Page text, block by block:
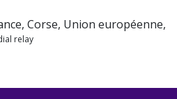
Corse, Union européenne,
relay